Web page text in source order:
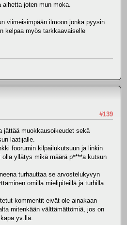
joten mun moka.
viimeisimpään ilmoon jonka pyysin
kelpaa myös tarkkaavaiselle
#139
jättää muokkausoikeudet sekä
laatijalle.
foorumin kilpailukutsuun ja linkin
yllätys mikä määrä p****a kutsun
turhauttaa se arvostelukyvyn
omilla mielipiteillä ja turhilla
kommentit eivät ole ainakaan
mitenkään välttämättömiä, jos on
yv:llä.